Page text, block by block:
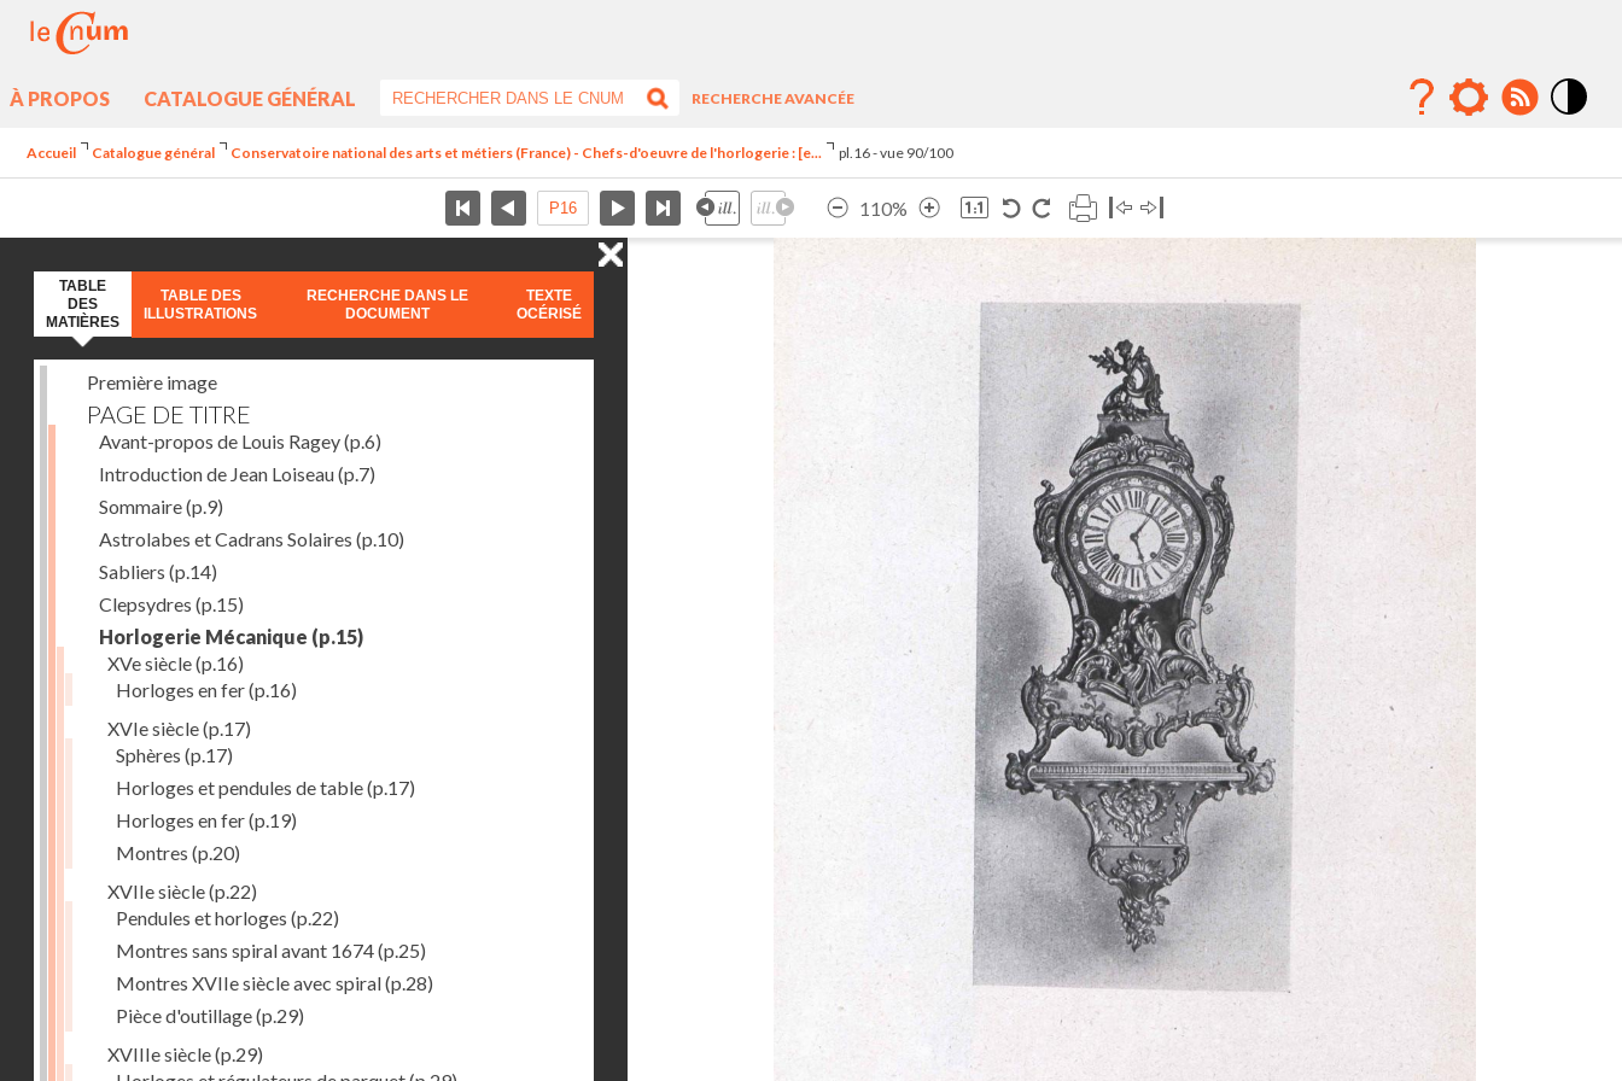
À PROPOS CATALOGUE GÉNÉRAL
RECHERCHE AVANCÉE
Accueil Catalogue général Conservatoire national des arts et métiers (France) - Chefs-d'oeuvre de l'horlogerie : [e... pl.16 - vue 90/100
110%
TABLE
DES
MATIÈRES
TABLE DES
ILLUSTRATIONS
RECHERCHE DANS LE
DOCUMENT
TEXTE
OCÉRISÉ
Première image
PAGE DE TITRE
Avant-propos de Louis Ragey(p.6)
Introduction de Jean Loiseau(p.7)
Sommaire(p.9)
Astrolabes et Cadrans Solaires (p.10)
Sabliers (p.14)
Clepsydres (p.15)
Horlogerie Mécanique (p.15)
XVe siècle(p.16)
Horloges en fer(p.16)
XVIe siècle(p.17)
Sphères (p.17)
Horloges et pendules de table(p.17)
Horloges en fer(p.19)
Montres (p.20)
XVIIe siècle(p.22)
Pendules et horloges (p.22)
Montres sans spiral avant 1674(p.25)
Montres XVIIe siècle avec spiral(p.28)
Pièce d'outillage(p.29)
XVIIIe siècle(p.29)